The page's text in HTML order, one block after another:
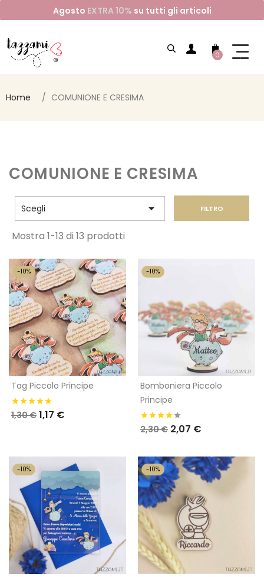
Agosto EXTRA 10% su tutti gli articoli
0
Home COMUNIONE E CRESIMA
COMUNIONE E CRESIMA
Scegli  FILTRO
Mostra 1-13 di 13 prodotti
Tag Piccolo Principe
1,30 € 1,17 €
-10%
Bomboniera Piccolo
Principe
2,30 € 2,07 €
-10%
-10% -10%